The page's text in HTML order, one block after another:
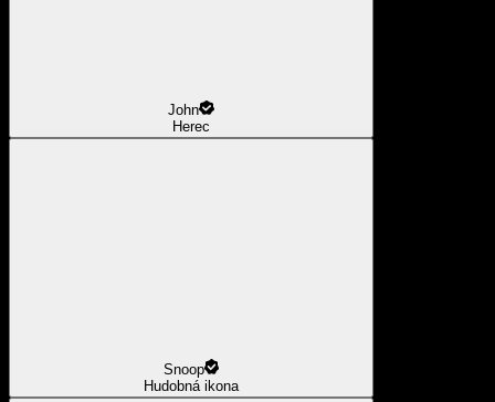
John
Herec
Snoop
Hudobná ikona